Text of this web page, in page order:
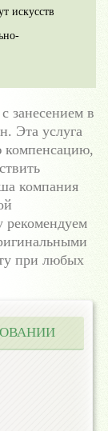
искусств
занесением в
Эта услуга
компенсацию,
компания
рекомендуем
при любых